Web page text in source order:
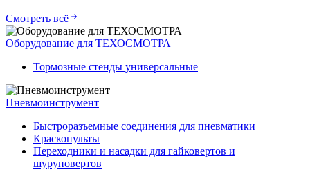
Смотреть всё
Оборудование для ТЕХОСМОТРА
Тормозные стенды универсальные
Пневмоинструмент
Быстроразъемные соединения для пневматики
Краскопульты
Переходники и насадки для гайковертов и
шуруповертов